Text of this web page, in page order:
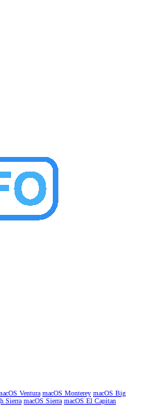
Ventura macOS Monterey macOS Big
Sierra macOS Sierra macOS El Capitan